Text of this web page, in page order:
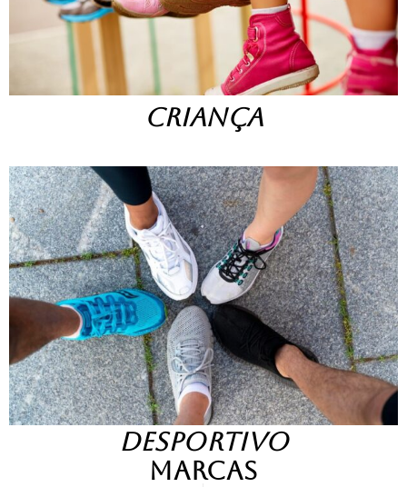
CRIANÇA
DESPORTIVO
Marcas